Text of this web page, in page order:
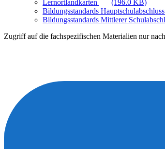
Lernortlandkarten
(196.0 KB)
Bildungsstandards
Bildungsstandards Mittlerer
Zugriff auf die fachspezifischen Materialien nur nach